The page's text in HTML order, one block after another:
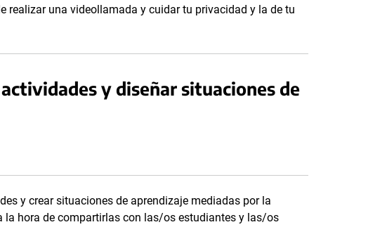
realizar una videollamada y cuidar tu privacidad y la de tu
y diseñar situaciones de
y crear situaciones de aprendizaje mediadas por la
la hora de compartirlas con las/os estudiantes y las/os